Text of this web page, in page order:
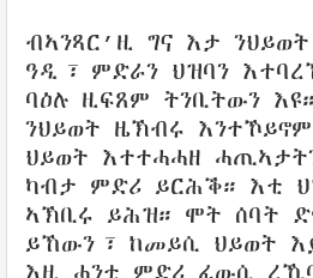
ብኣንጻር’ዚ ግና እታ
ዓዲ፣ ምድራን ህዝባን
ባዕሉ ዚፍጸም ትንቢትውን
ንህይወት ዜኽብሩ
ህይወት እተተሓሓዘ
ካብታ ምድሪ ይርሕቕ። እቲ
ኣኽቢሩ ይሕዝ። ሞት ሰባት
ይኸውን፣ ከመይሲ ህይወት
እዚ ሓንቲ ምድሪ ፈውሲ